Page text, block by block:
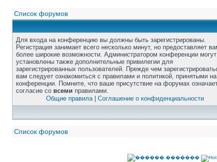
Список форумов
Для входа на конференцию вы должны быть зарегистрированы.
Регистрация занимает всего несколько минут, но предоставляет
более широкие возможности. Администратором конференции
установлены также дополнительные привилегии для
зарегистрированных пользователей. Прежде чем
вам следует ознакомиться с правилами и политикой, принятыми на
конференции. Помните, что ваше присутствие на форумах
согласие со всеми правилами.
Общие правила| Соглашение о конфиденциальности
Список форумов